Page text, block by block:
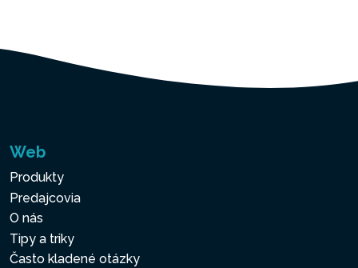
Web
Produkty
Predajcovia
O nás
Tipy a triky
Často kladené otázky